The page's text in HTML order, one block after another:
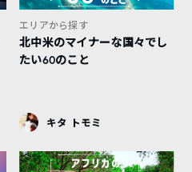
エリアから探す
北中米のマイナーな国々でし
たい60のこと
キタ トモミ